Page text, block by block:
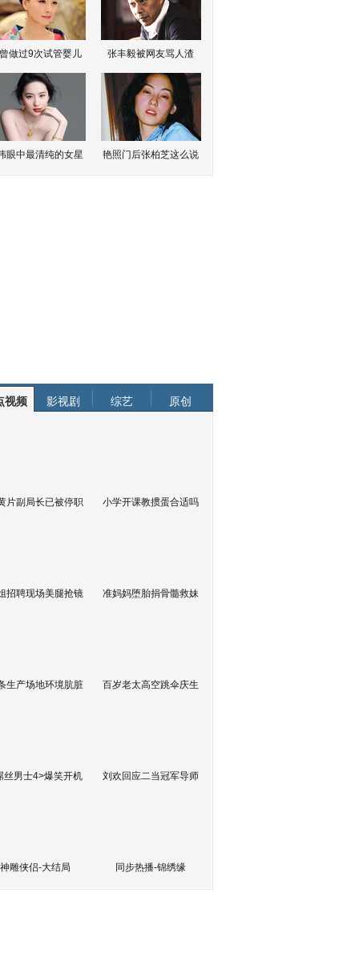
做过9次试管婴儿 张丰毅被网友骂人渣
眼中最清纯的女星 艳照门后张柏芝这么说
视频 影视剧 综艺 原创
片副局长已被停职 小学开课教掼蛋合适吗
招聘现场美腿抢镜 准妈妈堕胎捐骨髓救妹
生产场地环境肮脏 百岁老太高空跳伞庆生
丝男士4>爆笑开机 刘欢回应二当冠军导师
神雕侠侣-大结局 同步热播-锦绣缘